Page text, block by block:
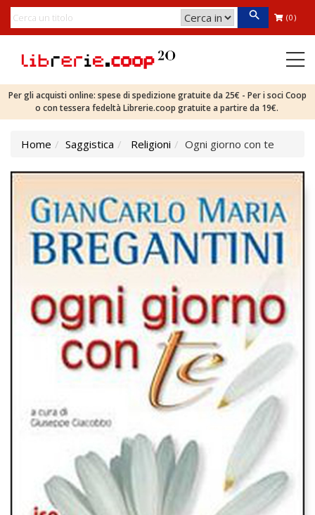
(0)
Per gli acquisti online: spese di spedizione gratuite da 25€ - Per i soci Coop
o con tessera fedeltà Librerie.coop gratuite a partire da 19€.
Home Saggistica Religioni Ogni giorno con te